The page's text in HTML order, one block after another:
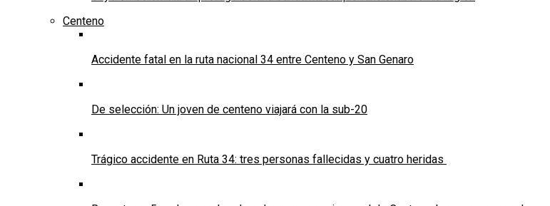
Centeno
Accidente fatal en la ruta nacional 34 entre Centeno y San Genaro
De selección: Un joven de centeno viajará con la sub-20
Trágico accidente en Ruta 34: tres personas fallecidas y cuatro heridas